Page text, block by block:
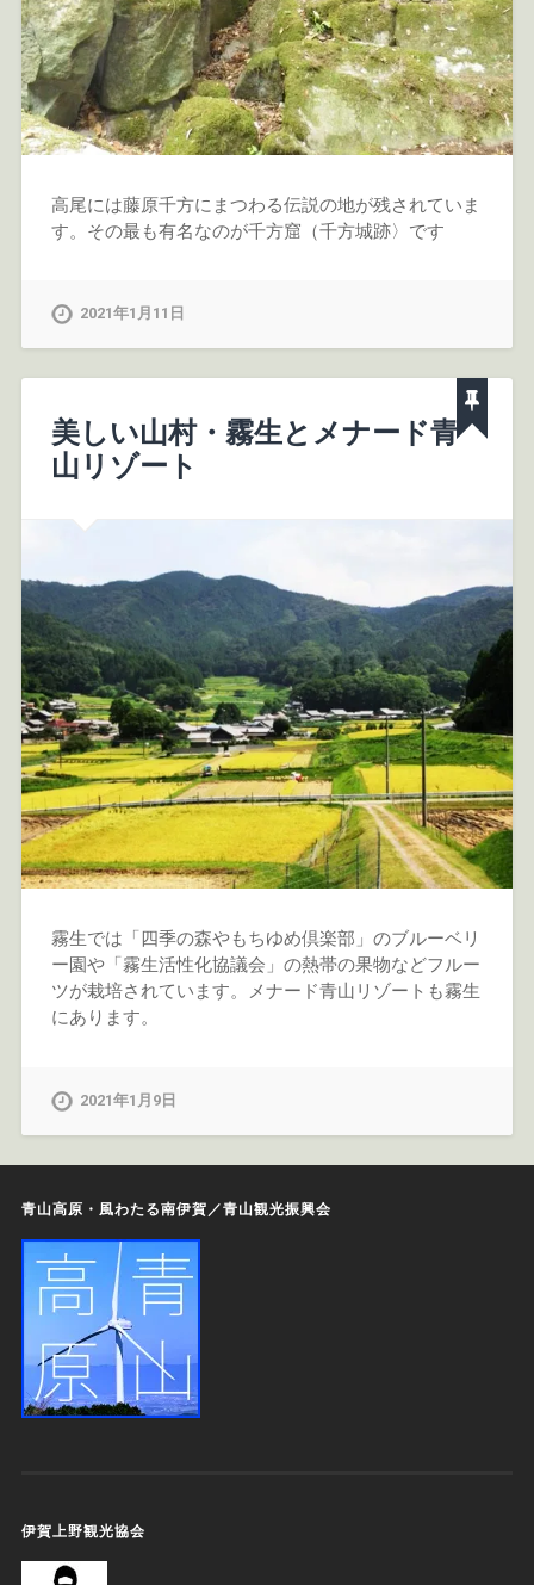
高尾には藤原千方にまつわる伝説の地が残されていま
す。その最も有名なのが千方窟（千方城跡〉です
2021年1月11日
美しい山村・霧生とメナード青
山リゾート
霧生では「四季の森やもちゆめ倶楽部」のブルーベリ
ー園や「霧生活性化協議会」の熱帯の果物などフルー
ツが栽培されています。メナード青山リゾートも霧生
にあります。
2021年1月9日
青山高原・風わたる南伊賀／青山観光振興会
伊賀上野観光協会